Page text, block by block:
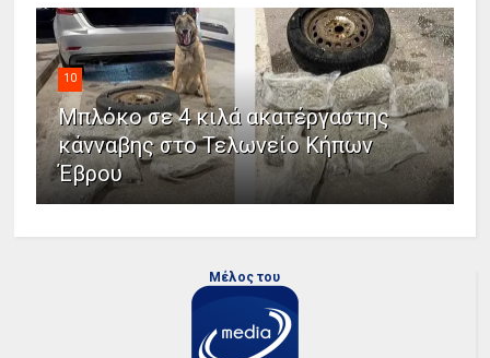
10
Μπλόκο σε 4 κιλά ακατέργαστης
κάνναβης στο Τελωνείο Κήπων
Έβρου
Μέλος του